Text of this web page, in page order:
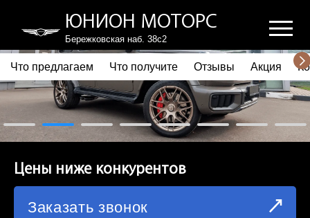
ЮНИОН МОТОРС
Бережковская наб. 38с2
ПОЧЕМУ ВЫБИРАЮТ НАС
ЧТО ПРЕДЛАГАЕМ
ЧТО ПОЛУЧИТЕ
Что предлагаем Что получите Отзывы Акция
Цены ниже конкурентов
Заказать звонок